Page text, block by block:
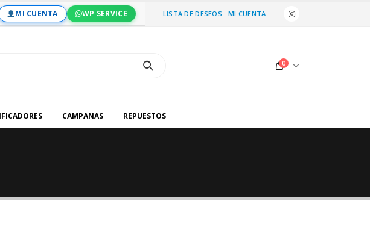
MI CUENTA WP SERVICE LISTA DE DESEOS MI CUENTA
0
CAMPANAS REPUESTOS